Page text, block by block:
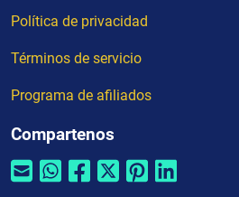
Política de privacidad
Términos de servicio
Programa de afiliados
Compartenos